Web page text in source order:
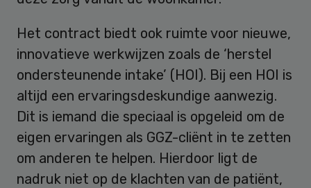
Het contract biedt ook ruimte voor nieuwe,
innovatieve werkwijzen zoals de ‘herstel
ondersteunende intake’ (HOI). Bij een HOI is
altijd een ervaringsdeskundige aanwezig.
Dit is iemand die speciaal is opgeleid om de
eigen ervaringen als GGZ-cliënt in te zetten
om anderen te helpen. Hierdoor ligt de
nadruk niet op de klachten van de patiënt,